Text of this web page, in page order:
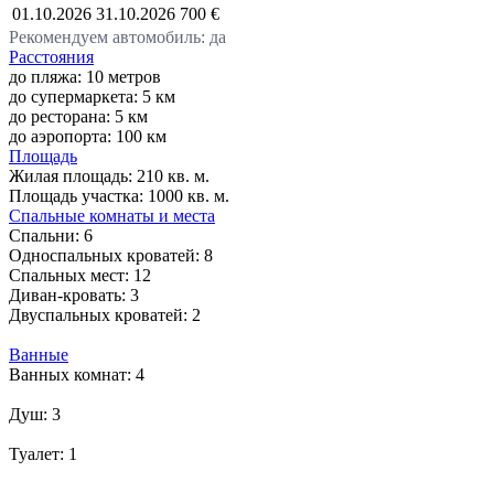
01.10.2026 31.10.2026 700 €
Рекомендуем автомобиль: да
Расстояния
до пляжа: 10 метров
до супермаркета: 5 км
до ресторана: 5 км
до аэропорта: 100 км
Площадь
Жилая площадь: 210 кв. м.
Площадь участка: 1000 кв. м.
Спальные комнаты и места
Спальни: 6
Односпальных кроватей: 8
Спальных мест: 12
Диван-кровать: 3
Двуспальных кроватей: 2
Ванные
Ванных комнат: 4
Душ: 3
Туалет: 1